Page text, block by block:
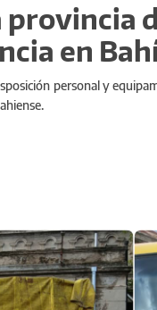
en
personal y